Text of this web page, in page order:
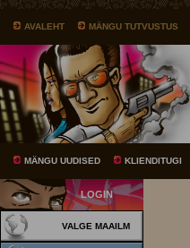
AVALEHT MÄNGU TUTVUSTUS
MÄNGU UUDISED KLIENDITUGI
LOGIN
VALGE MAAILM